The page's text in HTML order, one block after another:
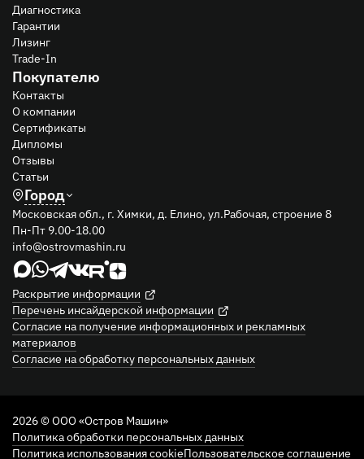
Диагностика
Гарантии
Лизинг
Trade-In
Покупателю
Контакты
О компании
Сертификаты
Дипломы
Отзывы
Статьи
Город
Московская обл., г. Химки, д. Елино, ул.Рабочая, строение 8
Пн-Пт 9.00-18.00
info@ostrovmashin.ru
Раскрытие информации
Перечень инсайдерской информации
Согласие на получение информационных и рекламных
материалов
Согласие на обработку персональных данных
2026 © ООО «Остров Машин»
Политика обработки персональных данных
Политика использования cookieПользовательское соглашение